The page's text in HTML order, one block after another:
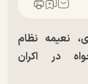
نعیمه نظام
در اکران